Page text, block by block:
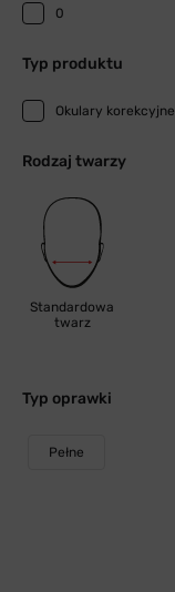
0
Typ produktu
Okulary korekcyjne
Rodzaj twarzy
Standardowa
twarz
Typ oprawki
Pełne